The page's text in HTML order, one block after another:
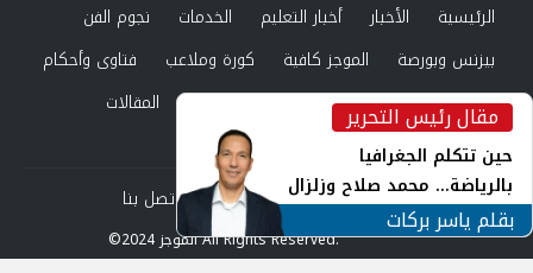
مقال رئيس التحرير
حين تتكلم الجغرافيا
بالرياضة... محمد صلاح وزلزال
الهوية في الشارع التركي
بقلم ياسر بركات
الرئيسية الأخبار أخبار التعليم الخدمات
نجوم الفن
بيزنس وبورصة
الموجز كافية كورة وملاعب
فتاوى وأحكام
صحة وجمال
عرب وعالم حوادث ومحاكم
المقالات
العدد الورقي
من نحن
سياسة الخصوصية اتصل بنا
©2024 الموجز All Rights Reserved.